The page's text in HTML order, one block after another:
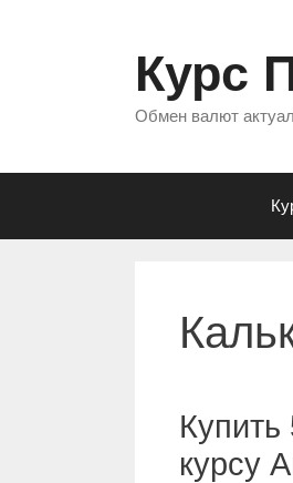
Курс
Обмен валют
курсу